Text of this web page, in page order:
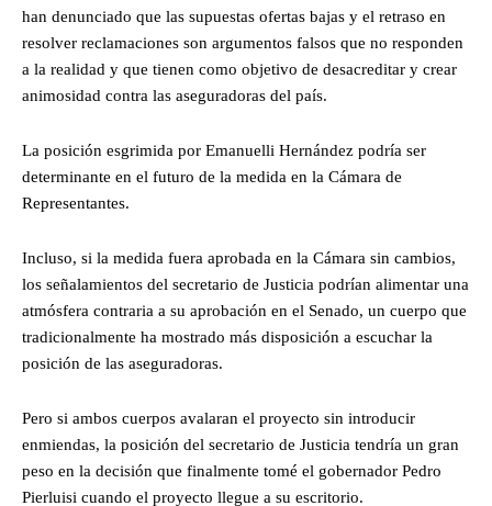
han denunciado que las supuestas ofertas bajas y el retraso en
resolver reclamaciones son argumentos falsos que no responden
a la realidad y que tienen como objetivo de desacreditar y crear
animosidad contra las aseguradoras del país.
La posición esgrimida por Emanuelli Hernández podría ser
determinante en el futuro de la medida en la Cámara de
Representantes.
Incluso, si la medida fuera aprobada en la Cámara sin cambios,
los señalamientos del secretario de Justicia podrían alimentar una
atmósfera contraria a su aprobación en el Senado, un cuerpo que
tradicionalmente ha mostrado más disposición a escuchar la
posición de las aseguradoras.
Pero si ambos cuerpos avalaran el proyecto sin introducir
enmiendas, la posición del secretario de Justicia tendría un gran
peso en la decisión que finalmente tomé el gobernador Pedro
Pierluisi cuando el proyecto llegue a su escritorio.